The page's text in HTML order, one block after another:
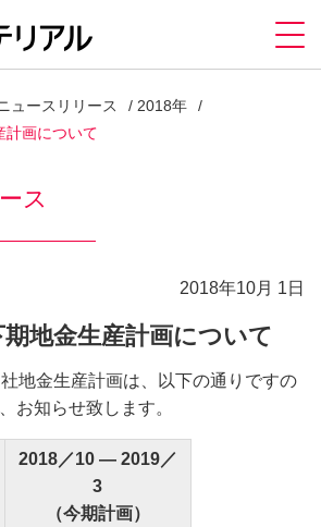
ュースリリース
2018年
計画について
ス
2018年10月 1日
地金生産計画について
地金生産計画は、以下の通りですの
お知らせ致します。
2018／10 ― 2019／
3
（今期計画）